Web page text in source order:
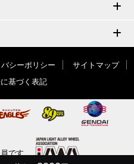
シーポリシー
サイトマップ
基づく表記
です